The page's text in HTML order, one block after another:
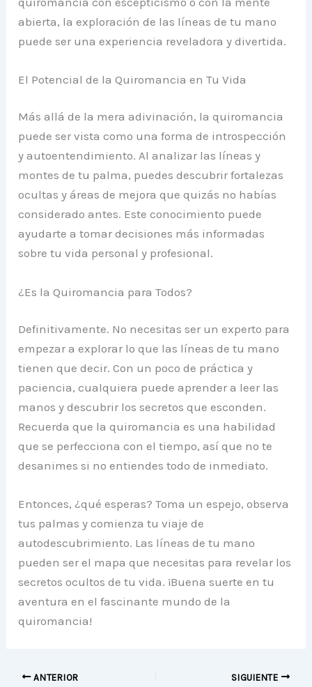
abierta, la exploración de las líneas de tu mano
puede ser una experiencia reveladora y divertida.
El Potencial de la Quiromancia en Tu Vida
Más allá de la mera adivinación, la quiromancia
puede ser vista como una forma de introspección
y autoentendimiento. Al analizar las líneas y
montes de tu palma, puedes descubrir fortalezas
ocultas y áreas de mejora que quizás no habías
considerado antes. Este conocimiento puede
ayudarte a tomar decisiones más informadas
sobre tu vida personal y profesional.
¿Es la Quiromancia para Todos?
Definitivamente. No necesitas ser un experto para
empezar a explorar lo que las líneas de tu mano
tienen que decir. Con un poco de práctica y
paciencia, cualquiera puede aprender a leer las
manos y descubrir los secretos que esconden.
Recuerda que la quiromancia es una habilidad
que se perfecciona con el tiempo, así que no te
desanimes si no entiendes todo de inmediato.
Entonces, ¿qué esperas? Toma un espejo, observa
tus palmas y comienza tu viaje de
autodescubrimiento. Las líneas de tu mano
pueden ser el mapa que necesitas para revelar los
secretos ocultos de tu vida. ¡Buena suerte en tu
aventura en el fascinante mundo de la
quiromancia!
ANTERIOR SIGUIENTE